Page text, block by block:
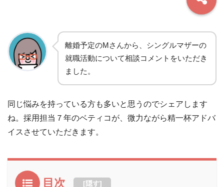
離婚予定のMさんから、シングルマザーの
就職活動について相談コメントをいただき
ました。
同じ悩みを持っている方も多いと思うのでシェアします
ね。採用担当７年のベティコが、微力ながら精一杯アドバ
イスさせていただきます。
目次 [隠す]